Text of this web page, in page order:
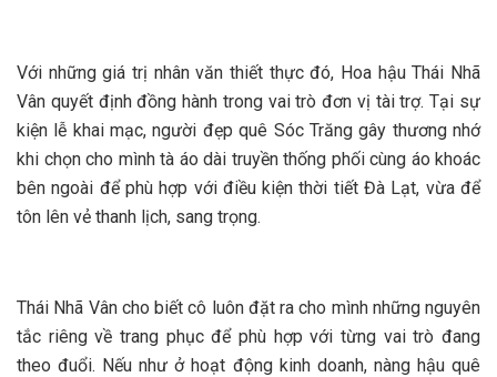
Với những giá trị nhân văn thiết thực đó, Hoa hậu Thái Nhã
Vân quyết định đồng hành trong vai trò đơn vị tài trợ. Tại sự
kiện lễ khai mạc, người đẹp quê Sóc Trăng gây thương nhớ
khi chọn cho mình tà áo dài truyền thống phối cùng áo khoác
bên ngoài để phù hợp với điều kiện thời tiết Đà Lạt, vừa để
tôn lên vẻ thanh lịch, sang trọng.
Thái Nhã Vân cho biết cô luôn đặt ra cho mình những nguyên
tắc riêng về trang phục để phù hợp với từng vai trò đang
theo đuổi. Nếu như ở hoạt động kinh doanh, nàng hậu quê